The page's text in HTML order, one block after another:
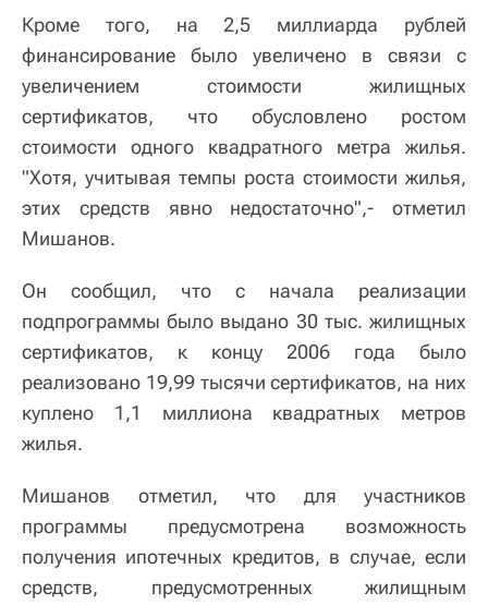
Кроме того, на 2,5 миллиарда рублей
финансирование было увеличено в связи с
увеличением стоимости жилищных
сертификатов, что обусловлено ростом
стоимости одного квадратного метра жилья.
"Хотя, учитывая темпы роста стоимости жилья,
этих средств явно недостаточно",- отметил
Мишанов.
Он сообщил, что с начала реализации
подпрограммы было выдано 30 тыс. жилищных
сертификатов, к концу 2006 года было
реализовано 19,99 тысячи сертификатов, на них
куплено 1,1 миллиона квадратных метров
жилья.
Мишанов отметил, что для участников
программы предусмотрена возможность
получения ипотечных кредитов, в случае, если
средств, предусмотренных жилищным